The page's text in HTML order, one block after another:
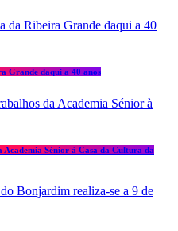
Grande daqui a 40 anos
Sénior à Casa da Cultura da